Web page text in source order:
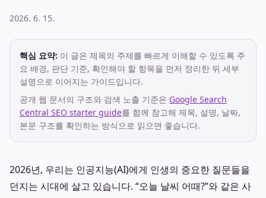
2026. 6. 15.
핵심 요약: 이 글은 제목의 주제를 빠르게 이해할 수 있도록 주
요 배경, 판단 기준, 확인해야 할 항목을 먼저 정리한 뒤 세부
설명으로 이어지는 가이드입니다.
공개 웹 문서의 구조와 검색 노출 기준은 Google Search
Central SEO starter guide를 함께 참고해 제목, 설명, 날짜,
본문 구조를 확인하는 방식으로 읽으면 좋습니다.
2026년, 우리는 인공지능(AI)에게 인생의 중요한 질문들을
던지는 시대에 살고 있습니다. “오늘 날씨 어때?”와 같은 사